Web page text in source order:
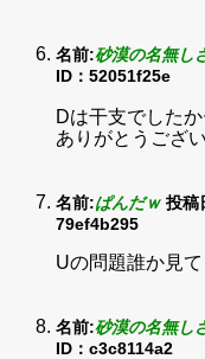
名前:砂漠の名無し
ID：52051f25e
Dは干支でした
ありがとうござ
名前:ぱんだｗ 投稿
79ef4b295
Uの問題誰か見
名前:砂漠の名無し
ID：c3c8114a2